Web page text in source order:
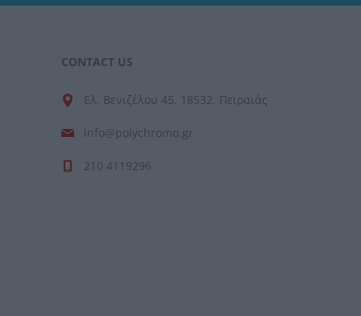
CONTACT US
Ελ. Βενιζέλου 45, 18532, Πειραιάς
info@polychromo.gr
210 4119296